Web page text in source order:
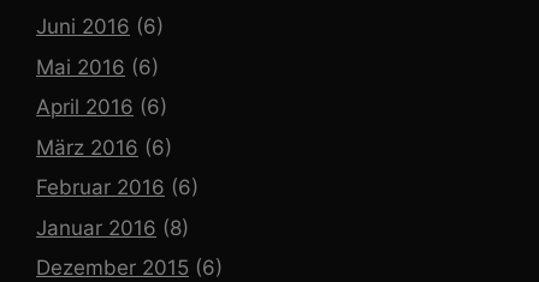
Juni 2016 (6)
Mai 2016 (6)
April 2016 (6)
März 2016 (6)
Februar 2016 (6)
Januar 2016 (8)
Dezember 2015 (6)